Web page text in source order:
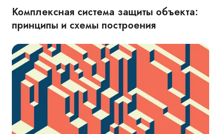
Комплексная система защиты объекта:
принципы и схемы построения